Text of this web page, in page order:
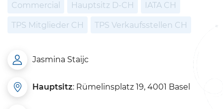
Commercial Hauptsitz D-CH IATA CH
TPS Mitglieder CH TPS Verkaufsstellen CH
Jasmina Staijc
Hauptsitz: Rümelinsplatz 19, 4001 Basel